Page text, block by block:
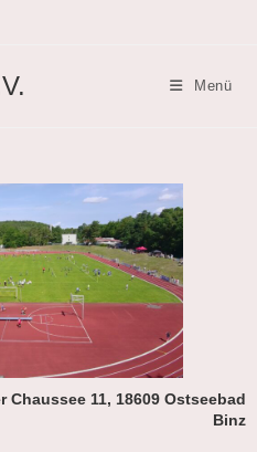
Menü
Chaussee 11, 18609 Ostseebad
Binz